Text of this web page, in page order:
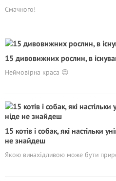
Смачного!
15 дивовижних рослин, в
Неймовірна краса 😍
15 котів і собак, які настільки
не знайдеш
Якою винахідливою може бути